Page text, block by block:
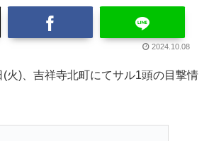
2024.10.08
火)、吉祥寺北町にてサル1頭の目撃情